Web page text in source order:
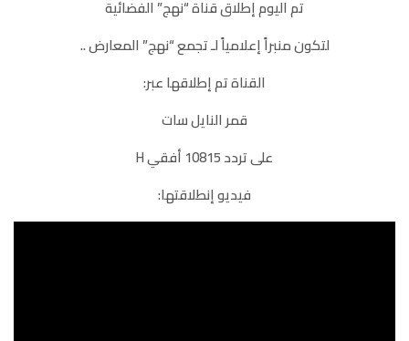
تم اليوم إطلاق قناة “نهج” الفضائية
لتكون منبراً إعلامياً لـ تجمع “نهج” المعارض ..
القناة تم إطلاقها عبر:
قمر النايل سات
على تردد 10815 أفقي H
فيديو إنطلاقتها: